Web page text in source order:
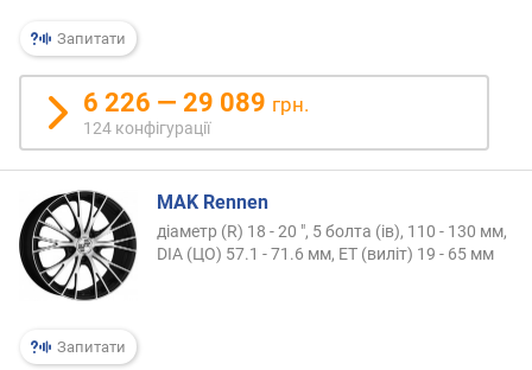
и
х
д
о
д
е
в
и
х
а
Запитати
6 226 — 29 089 грн.
124 конфігурації
Запитати
MAK Rennen
діаметр (R) 18 - 20 ", 5 болта (ів), 110 - 130 мм,
DIA (ЦО) 57.1 - 71.6 мм, ET (виліт) 19 - 65 мм